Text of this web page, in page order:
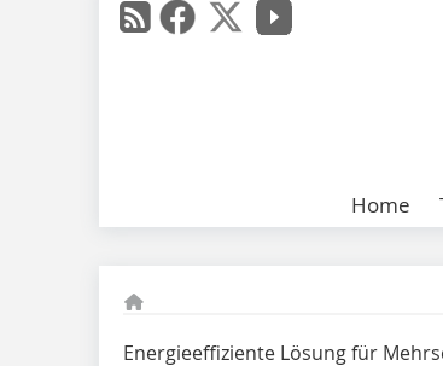
Home
Energieeffiziente Lösung für